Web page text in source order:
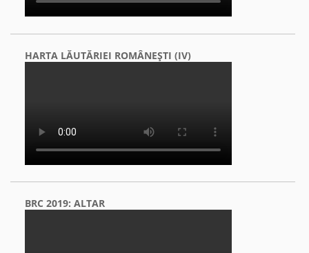
HARTA LĂUTĂRIEI ROMÂNEŞTI (IV)
BRC 2019: ALTAR